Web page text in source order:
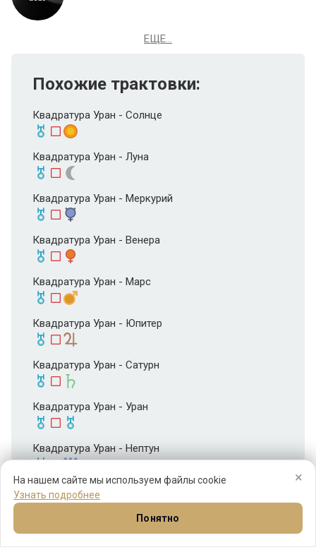
×
На нашем сайте мы используем файлы cookie
Узнать подробнее
Понятно
ЕЩЕ...
Похожие трактовки:
Квадратура Уран - Солнце
Квадратура Уран - Луна
Квадратура Уран - Меркурий
Квадратура Уран - Венера
Квадратура Уран - Марс
Квадратура Уран - Юпитер
Квадратура Уран - Сатурн
Квадратура Уран - Уран
Квадратура Уран - Нептун
Квадратура Уран - Плутон
Квадратура Уран - Хирон